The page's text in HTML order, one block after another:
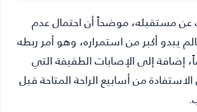
عن مستقبله، موضحاً أن احتمال عدم
يبدو أكبر من استمراره، وهو أمر ربطه
الذي بلغ 34 عاماً، إضافة إلى الإصابات الطفيفة التي
من أسابيع الراحة المتاحة قبل